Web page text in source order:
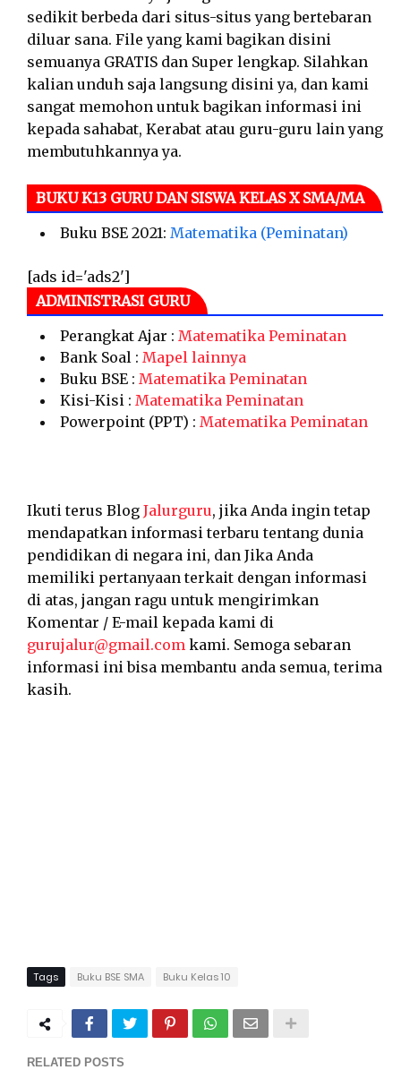
sedikit berbeda dari situs-situs yang bertebaran
diluar sana. File yang kami bagikan disini
semuanya GRATIS dan Super lengkap. Silahkan
kalian unduh saja langsung disini ya, dan kami
sangat memohon untuk bagikan informasi ini
kepada sahabat, Kerabat atau guru-guru lain yang
membutuhkannya ya.
BUKU K13 GURU DAN SISWA KELAS X SMA/MA
Buku BSE 2021: Matematika (Peminatan)
[ads id='ads2']
ADMINISTRASI GURU
Perangkat Ajar : Matematika Peminatan
Bank Soal : Mapel lainnya
Buku BSE : Matematika Peminatan
Kisi-Kisi : Matematika Peminatan
Powerpoint (PPT) : Matematika Peminatan
Ikuti terus Blog Jalurguru, jika Anda ingin tetap
mendapatkan informasi terbaru tentang dunia
pendidikan di negara ini, dan Jika Anda
memiliki pertanyaan terkait dengan informasi
di atas, jangan ragu untuk mengirimkan
Komentar / E-mail kepada kami di
gurujalur@gmail.com kami. Semoga sebaran
informasi ini bisa membantu anda semua, terima
kasih.
Tags Buku BSE SMA Buku Kelas 10
RELATED POSTS